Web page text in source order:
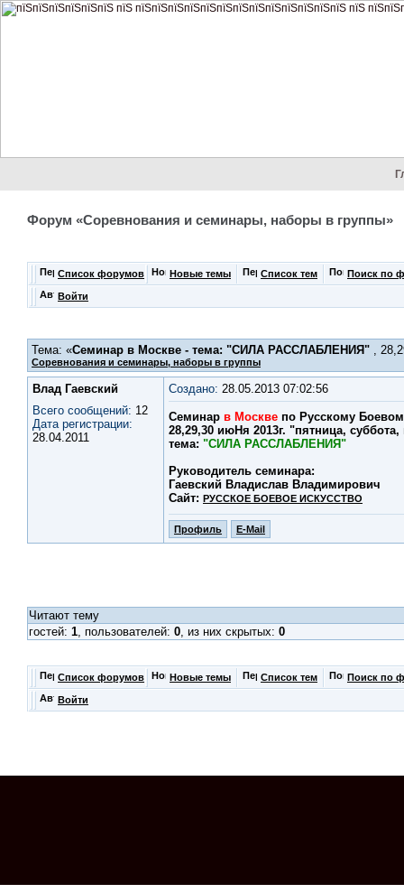
Форум «Соревнования и семинары, наборы в группы»
Список форумов Новые темы Список тем Поиск по
Войти
Тема: «Семинар в Москве - тема: "СИЛА РАССЛАБЛЕНИЯ" ,
Соревнования и семинары, наборы в группы
Влад Гаевский
Всего сообщений: 12
Дата регистрации:
28.04.2011
Создано: 28.05.2013 07:02:56
Семинар в Москве по Русскому
28,29,30 июНя 2013г. "пятница,
тема: "СИЛА РАССЛАБЛЕНИЯ"
Руководитель семинара:
Гаевский Владислав Владимирович
Сайт: РУССКОЕ БОЕВОЕ ИСКУССТВО
Профиль E-Mail
Читают тему
гостей: 1, пользователей: 0, из них скрытых: 0
Список форумов Новые темы Список тем Поиск по
Войти